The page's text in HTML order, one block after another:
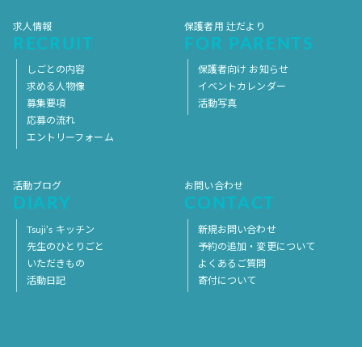
求人情報
RECRUIT
しごとの内容
求める人物像
募集要項
応募の流れ
エントリーフォーム
保護者用 辻だより
FOR PARENTS
保護者向け お知らせ
イベントカレンダー
活動写真
活動ブログ
DIARY
Tsuji’s キッチン
先生のひとりごと
いただきもの
活動日記
お問い合わせ
CONTACT
新規お問い合わせ
予約の追加・変更について
よくあるご質問
寄付について